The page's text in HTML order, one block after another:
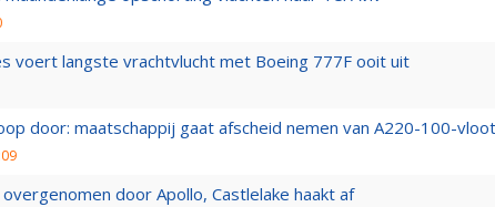
voert langste vrachtvlucht met Boeing 777F ooit uit
door: maatschappij gaat afscheid nemen van A220-100-vloot
door Apollo, Castlelake haakt af